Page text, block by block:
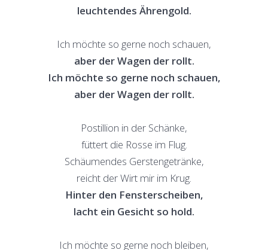
leuchtendes Ährengold.
Ich möchte so gerne noch schauen,
aber der Wagen der rollt.
Ich möchte so gerne noch schauen,
aber der Wagen der rollt.
Postillion in der Schänke,
füttert die Rosse im Flug.
Schäumendes Gerstengetränke,
reicht der Wirt mir im Krug.
Hinter den Fensterscheiben,
lacht ein Gesicht so hold.
Ich möchte so gerne noch bleiben,